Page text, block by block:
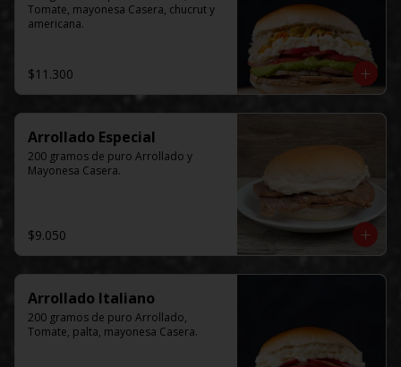
Tomate, mayonesa Casera, chucrut y
americana.
$11.300
Arrollado Especial
200 gramos de puro Arrollado y
Mayonesa Casera.
$9.050
Arrollado Italiano
200 gramos de puro Arrollado,
Tomate, palta, mayonesa Casera.